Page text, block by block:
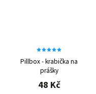
Pillbox - krabička na
prášky
48 Kč